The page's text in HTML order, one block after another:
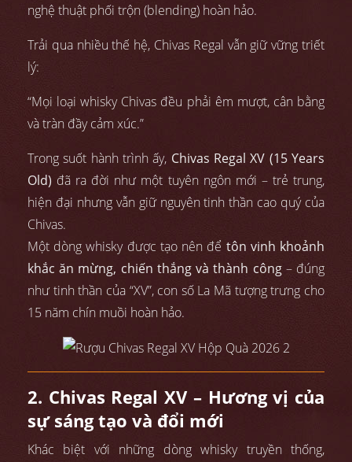
nghệ thuật phối trộn (blending) hoàn hảo.
Trải qua nhiều thế hệ, Chivas Regal vẫn giữ vững triết
lý:
“Mọi loại whisky Chivas đều phải êm mượt, cân bằng
và tràn đầy cảm xúc.”
Trong suốt hành trình ấy, Chivas Regal XV (15 Years
Old) đã ra đời như một tuyên ngôn mới – trẻ trung,
hiện đại nhưng vẫn giữ nguyên tinh thần cao quý của
Chivas.
Một dòng whisky được tạo nên để tôn vinh khoảnh
khắc ăn mừng, chiến thắng và thành công– đúng
như tinh thần của “XV”, con số La Mã tượng trưng cho
15 năm chín muồi hoàn hảo.
2. Chivas Regal XV – Hương vị của
sự sáng tạo và đổi mới
Khác biệt với những dòng whisky truyền thống,